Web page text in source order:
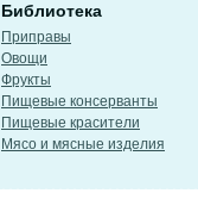
Библиотека
Приправы
Овощи
Фрукты
Пищевые консерванты
Пищевые красители
Мясо и мясные изделия